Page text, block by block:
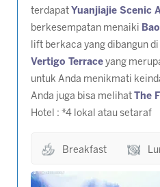
terdapat Yuanjiajie Scenic
berkesempatan menaiki
lift berkaca yang dibangun
Vertigo Terrace yang
untuk Anda menikmati
Anda juga bisa melihat
The
Hotel : *4 lokal atau setaraf
Breakfast